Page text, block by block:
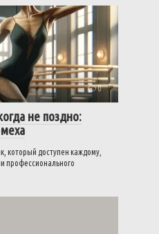
0
не поздно:
который доступен каждому,
профессионального